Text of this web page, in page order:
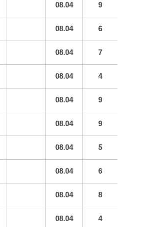
08.04 9
08.04 6
08.04 7
08.04 4
08.04 9
08.04 9
08.04 5
08.04 6
08.04 8
08.04 4